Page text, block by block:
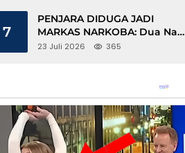
7
PENJARA DIDUGA JADI
MARKAS NARKOBA: Dua Napi
Rajabasa Bebas Gunakan HP,
23 Juli 2026 365